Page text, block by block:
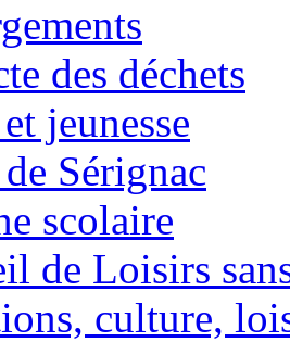
des déchets
jeunesse
Sérignac
scolaire
de Loisirs
culture,